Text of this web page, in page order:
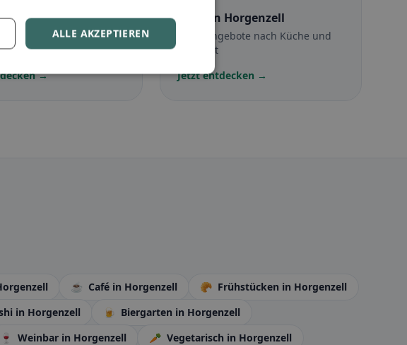
in Horgenzell
Optionen &
Tipps
→
in Horgenzell
Halal-Angebote nach Küche und
Standort
Jetzt entdecken →
☕ Café in Horgenzell 🥐 Frühstücken in Horgenzell
in Horgenzell 🍺 Biergarten in Horgenzell
🍷 Weinbar in Horgenzell 🥕 Vegetarisch in Horgenzell
ALLE AKZEPTIEREN